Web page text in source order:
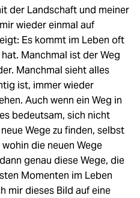
der Landschaft und meiner
wieder einmal auf
Es kommt im Leben oft
Manchmal ist der Weg
Manchmal sieht alles
ist, immer wieder
Auch wenn ein Weg in
bedeutsam, sich nicht
Wege zu finden, selbst
die neuen Wege
genau diese Wege, die
Momenten im Leben
mir dieses Bild auf eine